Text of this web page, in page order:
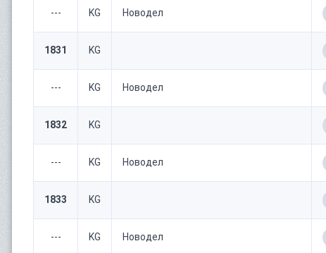
--- KG Новодел
1831 KG
--- KG Новодел
1832 KG
--- KG Новодел
1833 KG
--- KG Новодел